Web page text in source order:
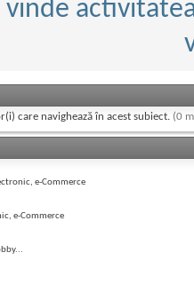
vinde
care navighează în acest subiect. (0
e-Commerce
e-Commerce